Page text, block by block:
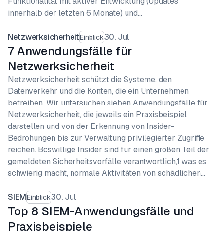
innerhalb der letzten 6 Monate) und…
NetzwerksicherheitEinblick30. Jul
7 Anwendungsfälle für
Netzwerksicherheit
Netzwerksicherheit schützt die Systeme, den
Datenverkehr und die Konten, die ein Unternehmen
betreiben. Wir untersuchen sieben Anwendungsfälle für
Netzwerksicherheit, die jeweils ein Praxisbeispiel
darstellen und von der Erkennung von Insider-
Bedrohungen bis zur Verwaltung privilegierter Zugriffe
reichen. Böswillige Insider sind für einen großen Teil der
gemeldeten Sicherheitsvorfälle verantwortlich,1 was es
schwierig macht, normale Aktivitäten von schädlichen…
SIEMEinblick30. Jul
Top 8 SIEM-Anwendungsfälle und
Praxisbeispiele